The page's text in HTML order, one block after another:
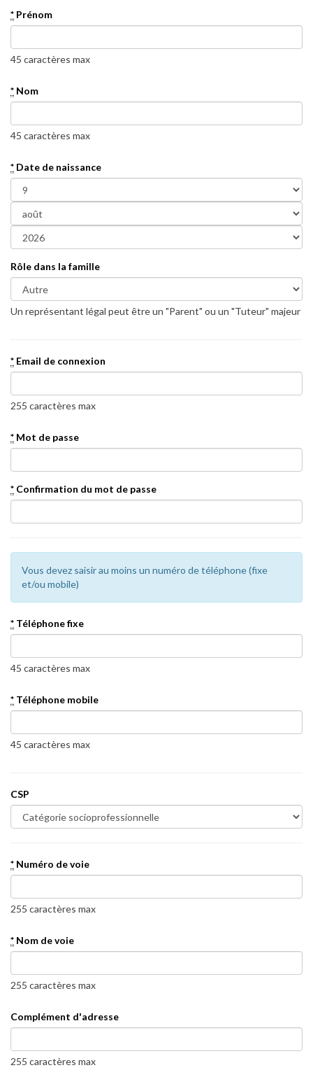
* Prénom
45 caractères max
* Nom
45 caractères max
* Date de naissance
Rôle dans la famille
Un représentant légal peut être un "Parent" ou un "Tuteur" majeur
* Email de connexion
255 caractères max
* Mot de passe
* Confirmation du mot de passe
Vous devez saisir au moins un numéro de téléphone (fixe
et/ou mobile)
* Téléphone fixe
45 caractères max
* Téléphone mobile
45 caractères max
CSP
* Numéro de voie
255 caractères max
* Nom de voie
255 caractères max
Complément d'adresse
255 caractères max